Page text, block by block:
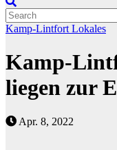
Kamp-Lintfort Lokales
Kamp-
liegen zur
Apr. 8, 2022